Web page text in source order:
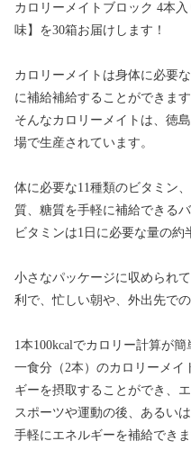
カロリーメイトブロック 4本
味】を30箱お届けします！
カロリーメイトは身体に必要
に補給補給することができます
そんなカロリーメイトは、徳
場で生産されています。
体に必要な11種類のビタミン
質、糖質を手軽に補給できる
ビタミンは1日に必要な量の約
小さなパッケージに収められ
利で、忙しい朝や、外出先で
1本100kcalでカロリー計算が簡
一食分（2本）のカロリーメイ
ギーを摂取することができ、
スポーツや運動の後、あるい
手軽にエネルギーを補給できま